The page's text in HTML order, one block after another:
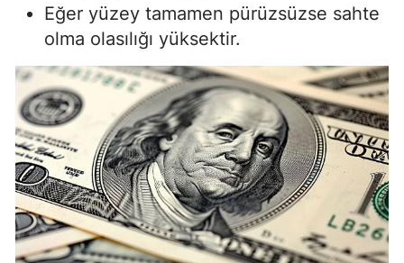
Eğer yüzey tamamen pürüzsüzse sahte
olma olasılığı yüksektir.